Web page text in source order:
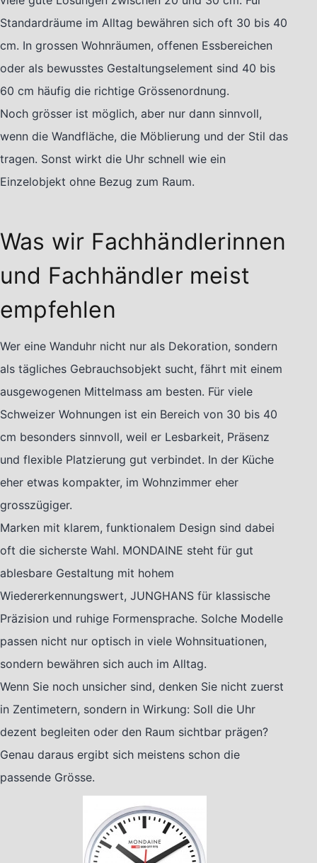
Standardräume im Alltag bewähren sich oft 30 bis 40
cm. In grossen Wohnräumen, offenen Essbereichen
oder als bewusstes Gestaltungselement sind 40 bis
60 cm häufig die richtige Grössenordnung.
Noch grösser ist möglich, aber nur dann sinnvoll,
wenn die Wandfläche, die Möblierung und der Stil das
tragen. Sonst wirkt die Uhr schnell wie ein
Einzelobjekt ohne Bezug zum Raum.
Was wir Fachhändlerinnen
und Fachhändler meist
empfehlen
Wer eine Wanduhr nicht nur als Dekoration, sondern
als tägliches Gebrauchsobjekt sucht, fährt mit einem
ausgewogenen Mittelmass am besten. Für viele
Schweizer Wohnungen ist ein Bereich von 30 bis 40
cm besonders sinnvoll, weil er Lesbarkeit, Präsenz
und flexible Platzierung gut verbindet. In der Küche
eher etwas kompakter, im Wohnzimmer eher
grosszügiger.
Marken mit klarem, funktionalem Design sind dabei
oft die sicherste Wahl. MONDAINE steht für gut
ablesbare Gestaltung mit hohem
Wiedererkennungswert, JUNGHANS für klassische
Präzision und ruhige Formensprache. Solche Modelle
passen nicht nur optisch in viele Wohnsituationen,
sondern bewähren sich auch im Alltag.
Wenn Sie noch unsicher sind, denken Sie nicht zuerst
in Zentimetern, sondern in Wirkung: Soll die Uhr
dezent begleiten oder den Raum sichtbar prägen?
Genau daraus ergibt sich meistens schon die
passende Grösse.